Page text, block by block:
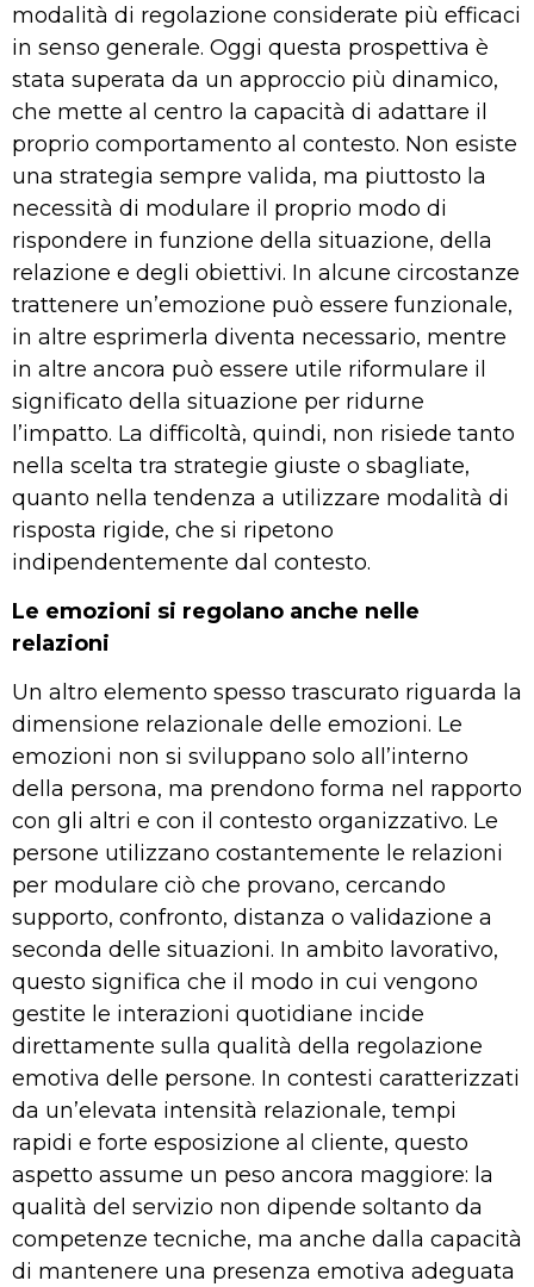
modalità di regolazione considerate più efficaci
in senso generale. Oggi questa prospettiva è
stata superata da un approccio più dinamico,
che mette al centro la capacità di adattare il
proprio comportamento al contesto. Non esiste
una strategia sempre valida, ma piuttosto la
necessità di modulare il proprio modo di
rispondere in funzione della situazione, della
relazione e degli obiettivi. In alcune circostanze
trattenere un’emozione può essere funzionale,
in altre esprimerla diventa necessario, mentre
in altre ancora può essere utile riformulare il
significato della situazione per ridurne
l’impatto. La difficoltà, quindi, non risiede tanto
nella scelta tra strategie giuste o sbagliate,
quanto nella tendenza a utilizzare modalità di
risposta rigide, che si ripetono
indipendentemente dal contesto.
Le emozioni si regolano anche nelle
relazioni
Un altro elemento spesso trascurato riguarda la
dimensione relazionale delle emozioni. Le
emozioni non si sviluppano solo all’interno
della persona, ma prendono forma nel rapporto
con gli altri e con il contesto organizzativo. Le
persone utilizzano costantemente le relazioni
per modulare ciò che provano, cercando
supporto, confronto, distanza o validazione a
seconda delle situazioni. In ambito lavorativo,
questo significa che il modo in cui vengono
gestite le interazioni quotidiane incide
direttamente sulla qualità della regolazione
emotiva delle persone. In contesti caratterizzati
da un’elevata intensità relazionale, tempi
rapidi e forte esposizione al cliente, questo
aspetto assume un peso ancora maggiore: la
qualità del servizio non dipende soltanto da
competenze tecniche, ma anche dalla capacità
di mantenere una presenza emotiva adeguata